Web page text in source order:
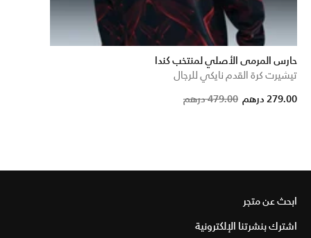
حارس المرمى الأصلي لمنتخب كندا
تيشيرت كرة القدم نايكي للرجال
Price
479.00 درهم to
279.00 درهم
ابحث عن متجر
اشترك بنشرتنا الإلكترونية